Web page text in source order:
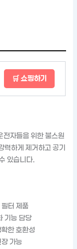
🛒 쇼핑하기
전자들을 위한 불스원
하게 제거하고 공기
있습니다.
터 제품
기능 담당
한 호환성
가능